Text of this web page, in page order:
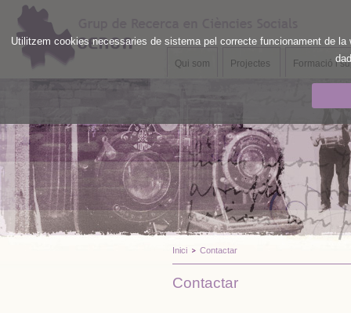
Utilitzem cookies necessaries de sistema pel correcte funcionament de
Qui som Projectes Formació i
Inici Contactar
Contactar